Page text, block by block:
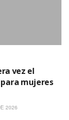
vez el
mujeres
2026